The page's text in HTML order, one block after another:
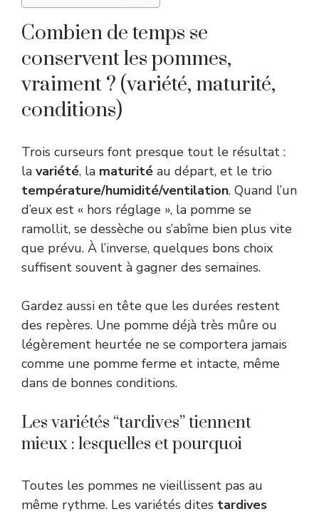
Combien de temps se
conservent les pommes,
vraiment ? (variété, maturité,
conditions)
Trois curseurs font presque tout le résultat :
la variété, la maturité au départ, et le trio
température/humidité/ventilation. Quand l’un
d’eux est « hors réglage », la pomme se
ramollit, se dessèche ou s’abîme bien plus vite
que prévu. À l’inverse, quelques bons choix
suffisent souvent à gagner des semaines.
Gardez aussi en tête que les durées restent
des repères. Une pomme déjà très mûre ou
légèrement heurtée ne se comportera jamais
comme une pomme ferme et intacte, même
dans de bonnes conditions.
Les variétés “tardives” tiennent
mieux : lesquelles et pourquoi
Toutes les pommes ne vieillissent pas au
même rythme. Les variétés dites tardives